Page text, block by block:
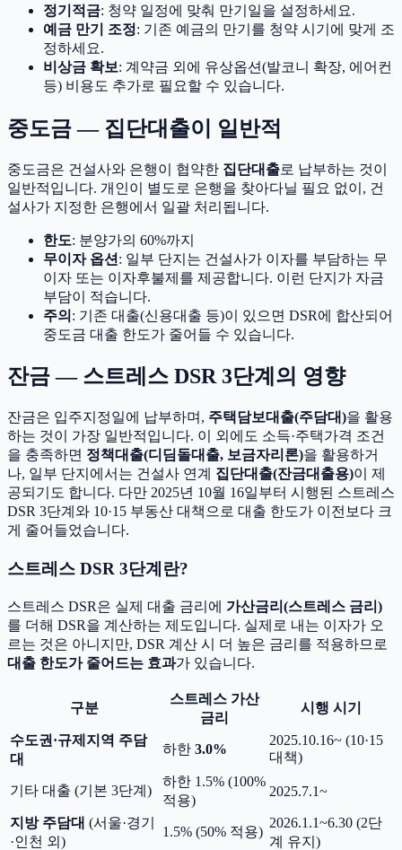
정기적금: 청약 일정에 맞춰 만기일을 설정하세요.
예금 만기 조정: 기존 예금의 만기를 청약 시기에 맞게 조
정하세요.
비상금 확보: 계약금 외에 유상옵션(발코니 확장, 에어컨
등) 비용도 추가로 필요할 수 있습니다.
중도금 — 집단대출이 일반적
중도금은 건설사와 은행이 협약한 집단대출로 납부하는 것이
일반적입니다. 개인이 별도로 은행을 찾아다닐 필요 없이, 건
설사가 지정한 은행에서 일괄 처리됩니다.
한도: 분양가의 60%까지
무이자 옵션 : 일부 단지는 건설사가 이자를 부담하는 무
이자 또는 이자후불제를 제공합니다. 이런 단지가 자금
부담이 적습니다.
주의 : 기존 대출(신용대출 등)이 있으면 DSR에 합산되어
중도금 대출 한도가 줄어들 수 있습니다.
잔금 — 스트레스 DSR 3단계의 영향
잔금은 입주지정일에 납부하며, 주택담보대출(주담대)을 활용
하는 것이 가장 일반적입니다. 이 외에도 소득·주택가격 조건
을 충족하면 정책대출(디딤돌대출, 보금자리론)을 활용하거
나, 일부 단지에서는 건설사 연계 집단대출(잔금대출용)이 제
공되기도 합니다. 다만 2025년 10월 16일부터 시행된 스트레스
DSR 3단계와 10·15 부동산 대책으로 대출 한도가 이전보다 크
게 줄어들었습니다.
스트레스 DSR 3단계란?
스트레스 DSR은 실제 대출 금리에 가산금리(스트레스 금리)
를 더해 DSR을 계산하는 제도입니다. 실제로 내는 이자가 오
르는 것은 아니지만, DSR 계산 시 더 높은 금리를 적용하므로
대출 한도가 줄어드는 효과가 있습니다.
구분
스트레스 가산
금리
시행 시기
수도권·규제지역 주담
대
하한 3.0%
2025.10.16~ (10·15
대책)
기타 대출 (기본 3단계)
하한 1.5% (100%
적용)
2025.7.1~
지방 주담대 (서울·경기
·인천 외)
1.5% (50% 적용)
2026.1.1~6.30 (2단
계 유지)